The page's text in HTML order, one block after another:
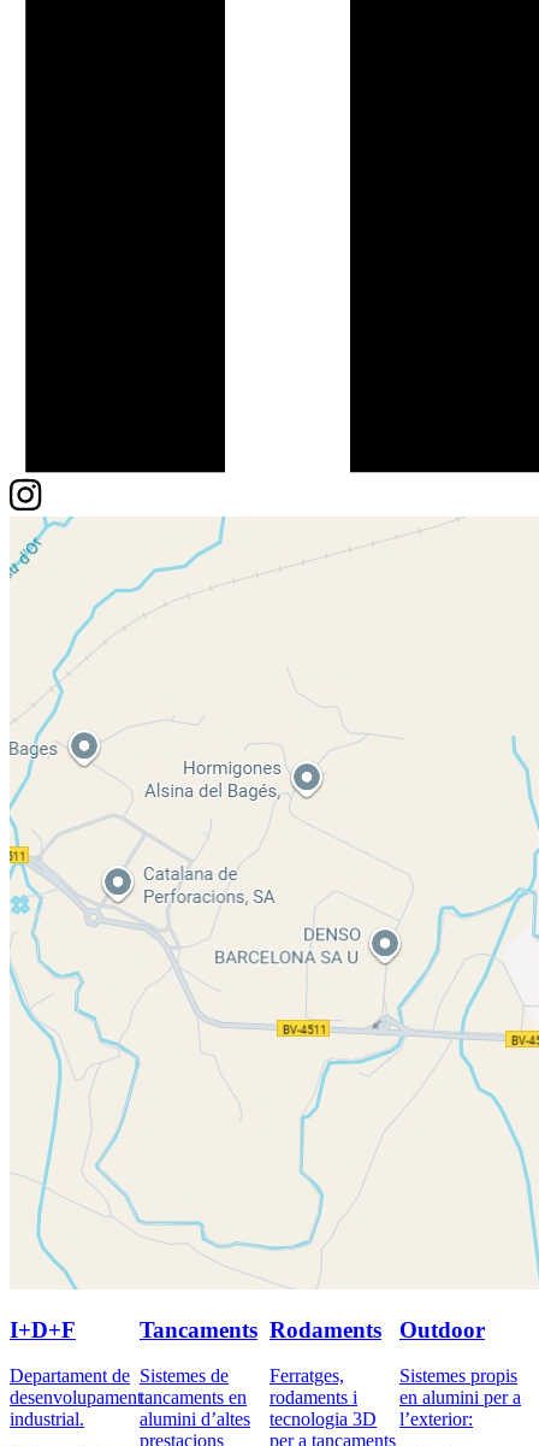
I+D+F
Departament de
desenvolupament
industrial.
Tancaments
Sistemes de
tancaments en
alumini d’altes
prestacions
Rodaments
Ferratges,
rodaments i
tecnologia 3D
per a tancaments
Outdoor
Sistemes propis
en alumini per a
l’exterior: